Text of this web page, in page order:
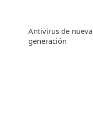
Antivirus de nueva
generación